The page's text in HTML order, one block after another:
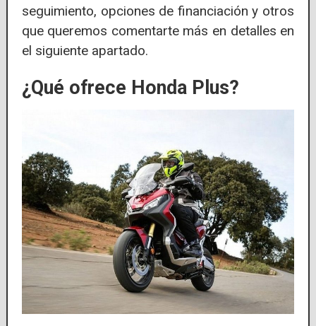
seguimiento, opciones de financiación y otros
que queremos comentarte más en detalles en
el siguiente apartado.
¿Qué ofrece Honda Plus?